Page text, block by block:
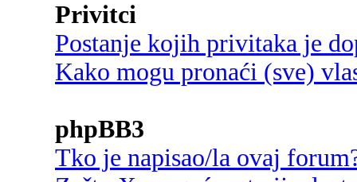
Privitci
Postanje kojih privitaka je
Kako mogu pronaći (sve)
phpBB3
Tko je napisao/la ovaj